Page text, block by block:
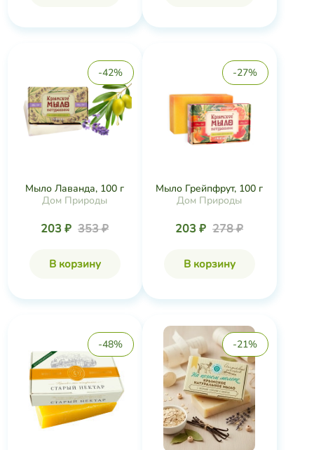
-42%
Мыло Лаванда, 100 г
Дом Природы
203 ₽ 353 ₽
В корзину
-27%
Мыло Грейпфрут, 100 г
Дом Природы
203 ₽ 278 ₽
В корзину
-48% -21%